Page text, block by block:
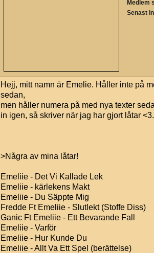
Medlem
Senast
Hejj, mitt namn är Emelie. Håller inte på
sedan,
men håller numera på med nya texter
in igen, så skriver när jag har gjort låtar <3.
>Några av mina låtar!
Emeliie - Det Vi Kallade Lek
Emeliie - kärlekens Makt
Emeliie - Du Säppte Mig
Fredde Ft Emeliie - Slutlekt (Stoffe Diss)
Ganic Ft Emeliie - Ett Bevarande Fall
Emeliie - Varför
Emeliie - Hur Kunde Du
Emeliie - Allt Va Ett Spel (berättelse)